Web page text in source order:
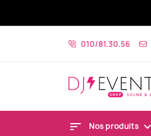
010/81.30.56
Nos produits